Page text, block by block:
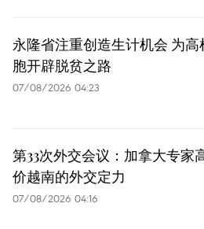
永隆省注重创造生计机会 为高
胞开辟脱贫之路
07/08/2026 04:23
第33次外交会议：加拿大专家
价越南的外交定力
07/08/2026 04:16